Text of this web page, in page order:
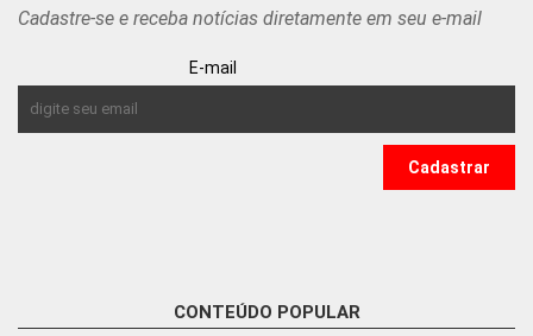
Cadastre-se e receba notícias diretamente em seu e-mail
E-mail
CONTEÚDO POPULAR